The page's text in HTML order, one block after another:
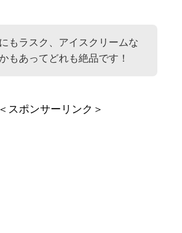
もラスク、アイスクリームな
もあってどれも絶品です！
＜スポンサーリンク＞